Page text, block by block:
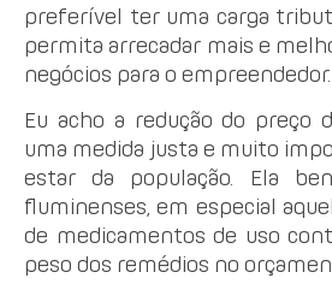
preferível ter uma carga
permita arrecadar mais e
negócios para o empreendedor.
Eu acho a redução do preço
uma medida justa e muito
estar da população. Ela
fluminenses, em especial
de medicamentos de uso
peso dos remédios no